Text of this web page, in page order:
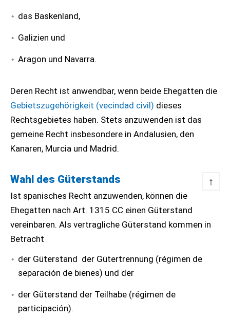
das Baskenland,
Galizien und
Aragon und Navarra.
Deren Recht ist anwendbar, wenn beide Ehegatten die
Gebietszugehörigkeit (vecindad civil) dieses
Rechtsgebietes haben. Stets anzuwenden ist das
gemeine Recht insbesondere in Andalusien, den
Kanaren, Murcia und Madrid.
↑
Wahl des Güterstands
Ist spanisches Recht anzuwenden, können die
Ehegatten nach Art. 1315 CC einen Güterstand
vereinbaren. Als vertragliche Güterstand kommen in
Betracht
der Güterstand der Gütertrennung (régimen de
separación de bienes) und der
der Güterstand der Teilhabe (régimen de
participación).